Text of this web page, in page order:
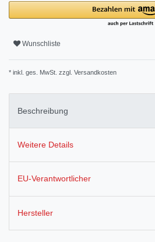
Wunschliste
* inkl. ges. MwSt. zzgl. Versandkosten
Beschreibung
Weitere Details
EU-Verantwortlicher
Hersteller